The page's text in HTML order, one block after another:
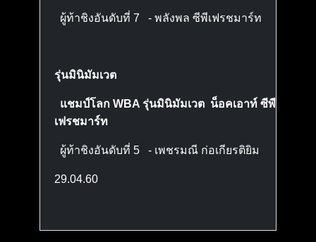
ผู้ท้าชิงอันดับที่ 7 - พลังพล ซีพีเฟรชมาร์ท
รุ่นมินิมัมเวต
แชมป์โลก WBA รุ่นมินิมัมเวต น็อคเอาท์ ซีพี
เฟรชมาร์ท
ผู้ท้าชิงอันดับที่ 5 - เพชรมณี ก่อเกียรติยิม
29.04.60